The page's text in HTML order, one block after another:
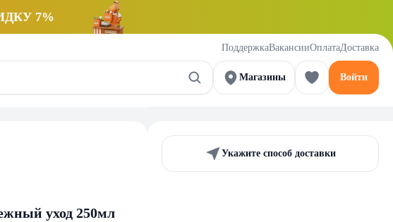
7%
ПоддержкаВакансииОплатаДоставка
Магазины Войти
уход 250мл
Укажите способ доставки